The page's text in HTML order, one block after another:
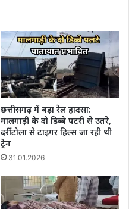
छत्तीसगढ़ में बड़ा रेल हादसा:
मालगाड़ी के दो डिब्बे पटरी से उतरे,
दर्रीटोला से टाइगर हिल्स जा रही थी
ट्रेन
31.01.2026